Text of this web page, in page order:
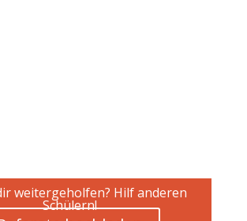
weitergeholfen? Hilf anderen
Schülern!